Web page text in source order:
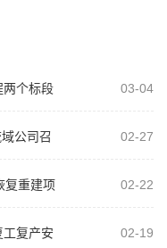
两个标段
03-04
公司召
02-27
复重建项
02-22
复产安
02-19